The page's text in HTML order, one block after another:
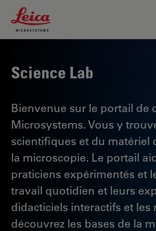
Leica Microsystems Logo
Science Lab
Bienvenue sur le portail de
Microsystems. Vous y
scientifiques et du matériel
la microscopie. Le portail
praticiens expérimentés et
travail quotidien et leurs
didacticiels interactifs et
découvrez les bases de la